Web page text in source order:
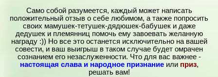
Само собой разумеется, каждый может написать
положительный отзыв о себе любимом, а также попросить
своих мамушек-тетушек-дядюшек-бабушек и даже
дедушек и племянниц помочь ему завоевать желанную
награду :)) Но все это останется исключительно на вашей
совести, и ваш выигрыш в таком случае будет омрачен
сознанием его незаслуженности. Что для вас важнее -
настоящая слава и народное признаниеили приз,
решать вам!